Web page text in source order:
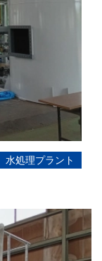
水処理プラント